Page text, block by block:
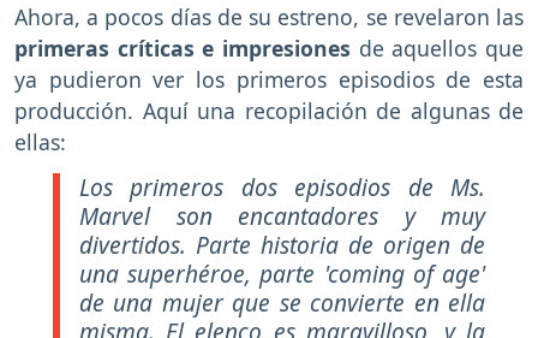
Ahora, a pocos días de su estreno, se revelaron las
primeras críticas e impresiones de aquellos que
ya pudieron ver los primeros episodios de esta
producción. Aquí una recopilación de algunas de
ellas:
Los primeros dos episodios de Ms.
Marvel son encantadores y muy
divertidos. Parte historia de origen de
una superhéroe, parte 'coming of age'
de una mujer que se convierte en ella
misma. El elenco es maravilloso, y la